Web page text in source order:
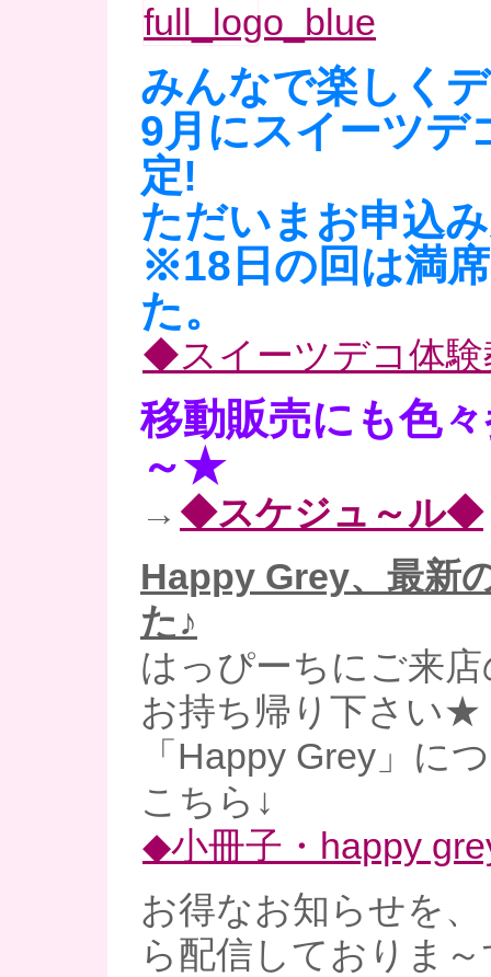
みんなで楽しく
9月にスイーツデ
定!
ただいまお申込
※18日の回は満
た。
◆スイーツデコ体
移動販売にも色
～★
→ ◆スケジュ～ル◆
Happy Grey、最新
た♪
はっぴーちにご来
お持ち帰り下さい★
「Happy Grey」に
こちら↓
◆小冊子・happy
お得なお知らせを
ら配信しておりま～